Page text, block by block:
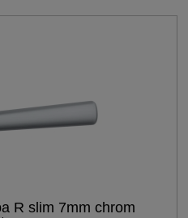
R slim 7mm chrom